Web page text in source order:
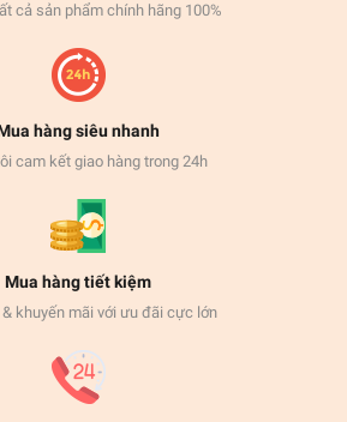
cả sản phẩm chính hãng 100%
hàng siêu nhanh
cam kết giao hàng trong 24h
Mua hàng tiết kiệm
khuyến mãi với ưu đãi cực lớn